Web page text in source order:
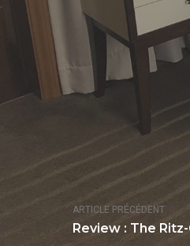
ARTICLE PRÉCÉDENT
Review : The